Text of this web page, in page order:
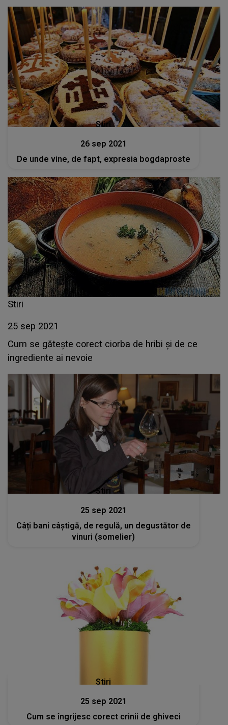
Stiri
26 sep 2021
De unde vine, de fapt, expresia bogdaproste
Stiri
25 sep 2021
Cum se gătește corect ciorba de hribi și de ce
ingrediente ai nevoie
Stiri
25 sep 2021
Câți bani câștigă, de regulă, un degustător de
vinuri (somelier)
Stiri
25 sep 2021
Cum se îngrijesc corect crinii de ghiveci